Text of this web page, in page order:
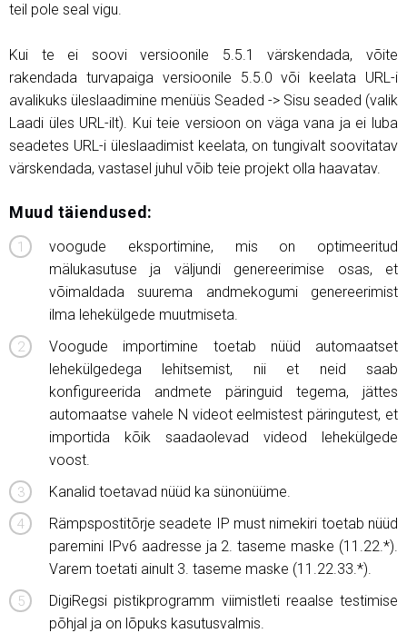
teil pole seal vigu.
Kui te ei soovi versioonile 5.5.1 värskendada, võite
rakendada turvapaiga versioonile 5.5.0 või keelata URL-i
avalikuks üleslaadimine menüüs Seaded -> Sisu seaded (valik
Laadi üles URL-ilt). Kui teie versioon on väga vana ja ei luba
seadetes URL-i üleslaadimist keelata, on tungivalt soovitatav
värskendada, vastasel juhul võib teie projekt olla haavatav.
Muud täiendused:
voogude eksportimine, mis on optimeeritud
mälukasutuse ja väljundi genereerimise osas, et
võimaldada suurema andmekogumi genereerimist
ilma lehekülgede muutmiseta.
Voogude importimine toetab nüüd automaatset
lehekülgedega lehitsemist, nii et neid saab
konfigureerida andmete päringuid tegema, jättes
automaatse vahele N videot eelmistest päringutest, et
importida kõik saadaolevad videod lehekülgede
voost.
Kanalid toetavad nüüd ka sünonüüme.
Rämpspostitõrje seadete IP must nimekiri toetab nüüd
paremini IPv6 aadresse ja 2. taseme maske (11.22.*).
Varem toetati ainult 3. taseme maske (11.22.33.*).
DigiRegsi pistikprogramm viimistleti reaalse testimise
põhjal ja on lõpuks kasutusvalmis.